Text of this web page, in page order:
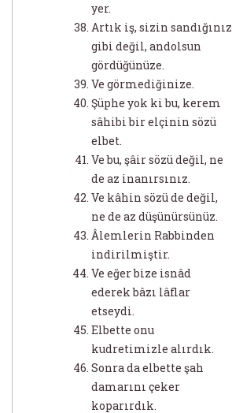
yer.
Artık iş, sizin sandığınız
gibi değil, andolsun
gördüğünüze.
Ve görmediğinize.
Şüphe yok ki bu, kerem
sâhibi bir elçinin sözü
elbet.
Ve bu, şâir sözü değil, ne
de az inanırsınız.
Ve kâhin sözü de değil,
ne de az düşünürsünüz.
Âlemlerin Rabbinden
indirilmiştir.
Ve eğer bize isnâd
ederek bâzı lâflar
etseydi.
Elbette onu
kudretimizle alırdık.
Sonra da elbette şah
damarını çeker
koparırdık.